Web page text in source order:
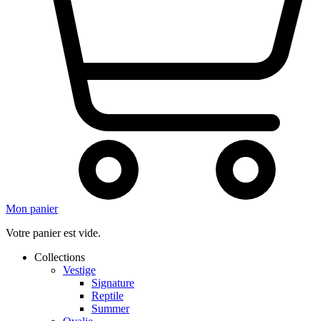
Mon panier
Votre panier est vide.
Collections
Vestige
Signature
Reptile
Summer